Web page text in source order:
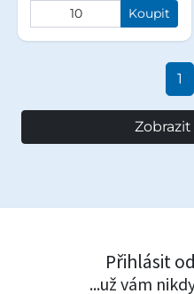
Koupit
1
Zobrazit
Přihlásit
...už vám